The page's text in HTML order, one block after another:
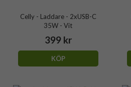
Celly - Laddare - 2xUSB-C
35W - Vit
399 kr
KÖP